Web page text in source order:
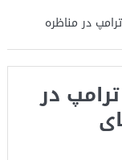
حملات هوایی
کرد/آمریکا: خفه
در مناظره
در